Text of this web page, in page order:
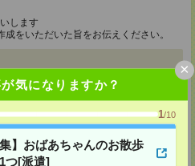
気になりますか？
1/10
】おばあちゃんのお散歩
つ[派遣]
×
します
をいただいた旨をお伝えください。